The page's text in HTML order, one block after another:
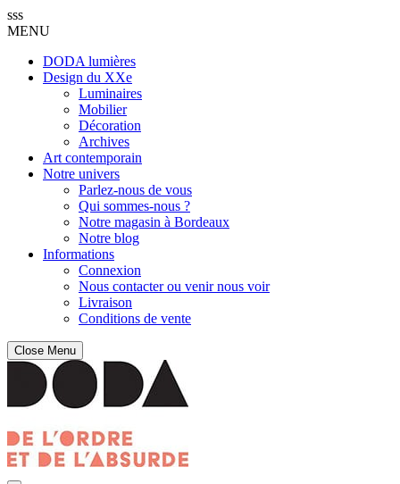
sss
MENU
DODA lumières
Design du XXe
Luminaires
Mobilier
Décoration
Archives
Art contemporain
Notre univers
Parlez-nous de vous
Qui sommes-nous ?
Notre magasin à Bordeaux
Notre blog
Informations
Connexion
Nous contacter ou venir nous voir
Livraison
Conditions de vente
Close Menu